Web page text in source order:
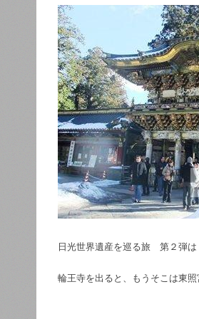
日光世界遺産を巡る旅 第２弾は
輪王寺を出ると、もうそこは東照